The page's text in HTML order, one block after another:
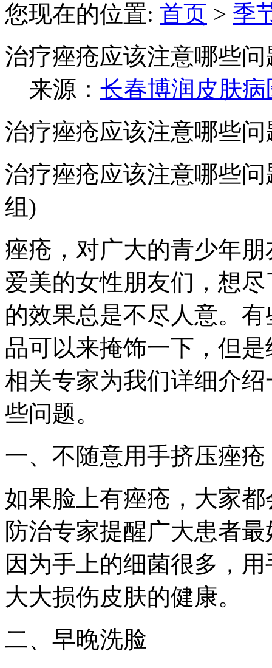
您现在的位置: 首页 > 季
治疗痤疮应该注意哪些问
来源： 长春博润皮肤病
治疗痤疮应该注意哪些问
治疗痤疮应该注意哪些
组)
痤疮，对广大的青少年
爱美的女性朋友们，想
的效果总是不尽人意。
品可以来掩饰一下，但
相关专家为我们详细介
些问题。
一、不随意用手挤压痤疮
如果脸上有痤疮，大家
防治专家提醒广大患者
因为手上的细菌很多，
大大损伤皮肤的健康。
二、早晚洗脸